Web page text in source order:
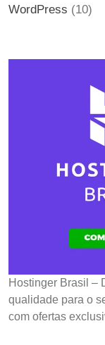
WordPress (10)
Hostinger Brasil –
qualidade para o
com ofertas